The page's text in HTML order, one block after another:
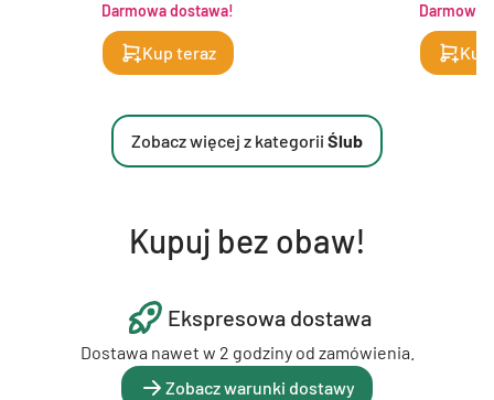
Darmowa dostawa!
Kup teraz
Darmowa
Zobacz więcej z kategorii Ślub
Kupuj bez obaw!
Ekspresowa dostawa
Dostawa nawet w 2 godziny od zamówienia.
Zobacz warunki dostawy